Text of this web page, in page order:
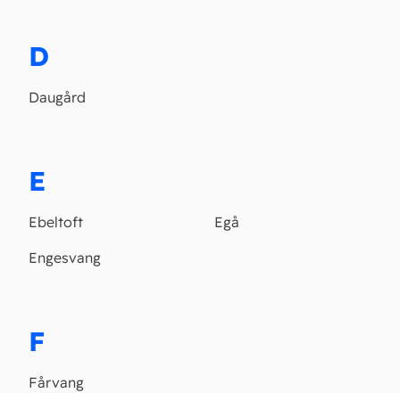
D
Daugård
E
Ebeltoft
Egå
Engesvang
F
Fårvang